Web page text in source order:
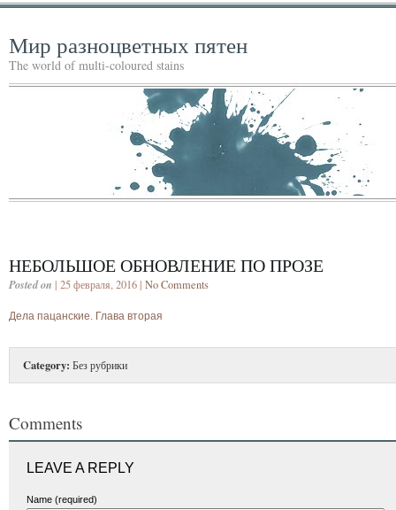
Мир разноцветных пятен
The world of multi-coloured stains
НЕБОЛЬШОЕ ОБНОВЛЕНИЕ ПО ПРОЗЕ
Posted on | 25 февраля, 2016 | No Comments
Дела пацанские. Глава вторая
Category: Без рубрики
Comments
LEAVE A REPLY
Name (required)